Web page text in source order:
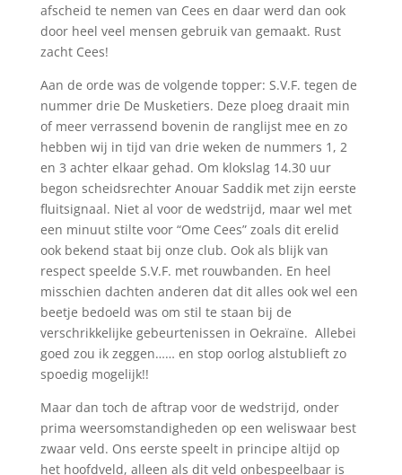
afscheid te nemen van Cees en daar werd dan ook
door heel veel mensen gebruik van gemaakt. Rust
zacht Cees!
Aan de orde was de volgende topper: S.V.F. tegen de
nummer drie De Musketiers. Deze ploeg draait min
of meer verrassend bovenin de ranglijst mee en zo
hebben wij in tijd van drie weken de nummers 1, 2
en 3 achter elkaar gehad. Om klokslag 14.30 uur
begon scheidsrechter Anouar Saddik met zijn eerste
fluitsignaal. Niet al voor de wedstrijd, maar wel met
een minuut stilte voor “Ome Cees” zoals dit erelid
ook bekend staat bij onze club. Ook als blijk van
respect speelde S.V.F. met rouwbanden. En heel
misschien dachten anderen dat dit alles ook wel een
beetje bedoeld was om stil te staan bij de
verschrikkelijke gebeurtenissen in Oekraïne. Allebei
goed zou ik zeggen…… en stop oorlog alstublieft zo
spoedig mogelijk!!
Maar dan toch de aftrap voor de wedstrijd, onder
prima weersomstandigheden op een weliswaar best
zwaar veld. Ons eerste speelt in principe altijd op
het hoofdveld, alleen als dit veld onbespeelbaar is